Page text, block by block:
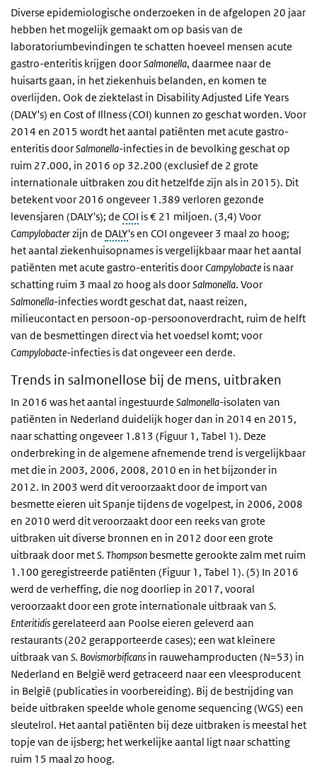
Diverse epidemiologische onderzoeken in de afgelopen 20 jaar
hebben het mogelijk gemaakt om op basis van de
laboratoriumbevindingen te schatten hoeveel mensen acute
gastro-enteritis krijgen doorSalmonella, daarmee naar de
huisarts gaan, in het ziekenhuis belanden, en komen te
overlijden. Ook de ziektelast in Disability Adjusted Life Years
(DALY's) en Cost of Illness (COI) kunnen zo geschat worden. Voor
2014 en 2015 wordt het aantal patiënten met acute gastro-
enteritis doorSalmonella-infecties in de bevolking geschat op
ruim 27.000, in 2016 op 32.200 (exclusief de 2 grote
internationale uitbraken zou dit hetzelfde zijn als in 2015). Dit
betekent voor 2016 ongeveer 1.389 verloren gezonde
levensjaren (DALY's); de COI is € 21 miljoen. (3,4) Voor
Campylobacterzijn de DALY's en COI ongeveer 3 maal zo hoog;
het aantal ziekenhuisopnames is vergelijkbaar maar het aantal
patiënten met acute gastro-enteritis door Campylobacte is naar
schatting ruim 3 maal zo hoog als doorSalmonella. Voor
Salmonella-infecties wordt geschat dat, naast reizen,
milieucontact en persoon-op-persoonoverdracht, ruim de helft
van de besmettingen direct via het voedsel komt; voor
Campylobacte-infecties is dat ongeveer een derde.
Trends in salmonellose bij de mens, uitbraken
In 2016 was het aantal ingestuurde Salmonella-isolaten van
patiënten in Nederland duidelijk hoger dan in 2014 en 2015,
naar schatting ongeveer 1.813 (Figuur 1, Tabel 1). Deze
onderbreking in de algemene afnemende trend is vergelijkbaar
met die in 2003, 2006, 2008, 2010 en in het bijzonder in
2012. In 2003 werd dit veroorzaakt door de import van
besmette eieren uit Spanje tijdens de vogelpest, in 2006, 2008
en 2010 werd dit veroorzaakt door een reeks van grote
uitbraken uit diverse bronnen en in 2012 door een grote
uitbraak door metS. Thompson besmette gerookte zalm met ruim
1.100 geregistreerde patiënten (Figuur 1, Tabel 1). (5) In 2016
werd de verheffing, die nog doorliep in 2017, vooral
veroorzaakt door een grote internationale uitbraak van S.
Enteritidisgerelateerd aan Poolse eieren geleverd aan
restaurants (202 gerapporteerde cases); een wat kleinere
uitbraak van S. Bovismorbificans in rauwehamproducten (N=53) in
Nederland en België werd getraceerd naar een vleesproducent
in België (publicaties in voorbereiding). Bij de bestrijding van
beide uitbraken speelde whole genome sequencing (WGS) een
sleutelrol. Het aantal patiënten bij deze uitbraken is meestal het
topje van de ijsberg; het werkelijke aantal ligt naar schatting
ruim 15 maal zo hoog.